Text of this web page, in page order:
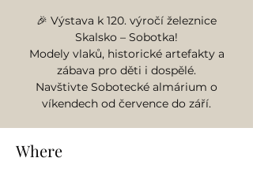
🎉 Výstava k 120. výročí železnice
Skalsko – Sobotka!
Modely vlaků, historické artefakty a
zábava pro děti i dospělé.
Navštivte Sobotecké almárium o
víkendech od července do září.
Where